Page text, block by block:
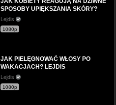
SPOSOBY UPIĘKSZANIA SKÓRY?
Lejdis
1080p
JAK PIELĘGNOWAĆ WŁOSY PO
WAKACJACH? LEJDIS
Lejdis
1080p